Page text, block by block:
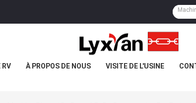
RV À PROPOS DE NOUS VISITE DE L'USINE